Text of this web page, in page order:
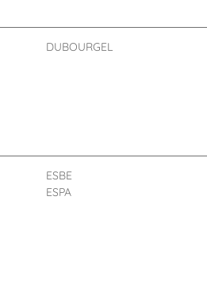
DUBOURGEL
ESBE
ESPA